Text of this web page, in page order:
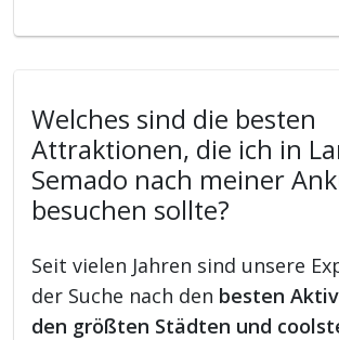
Welches sind die besten
Attraktionen, die ich in
Semado nach meiner
besuchen sollte?
Seit vielen Jahren sind unsere
der Suche nach den besten
den größten Städten und